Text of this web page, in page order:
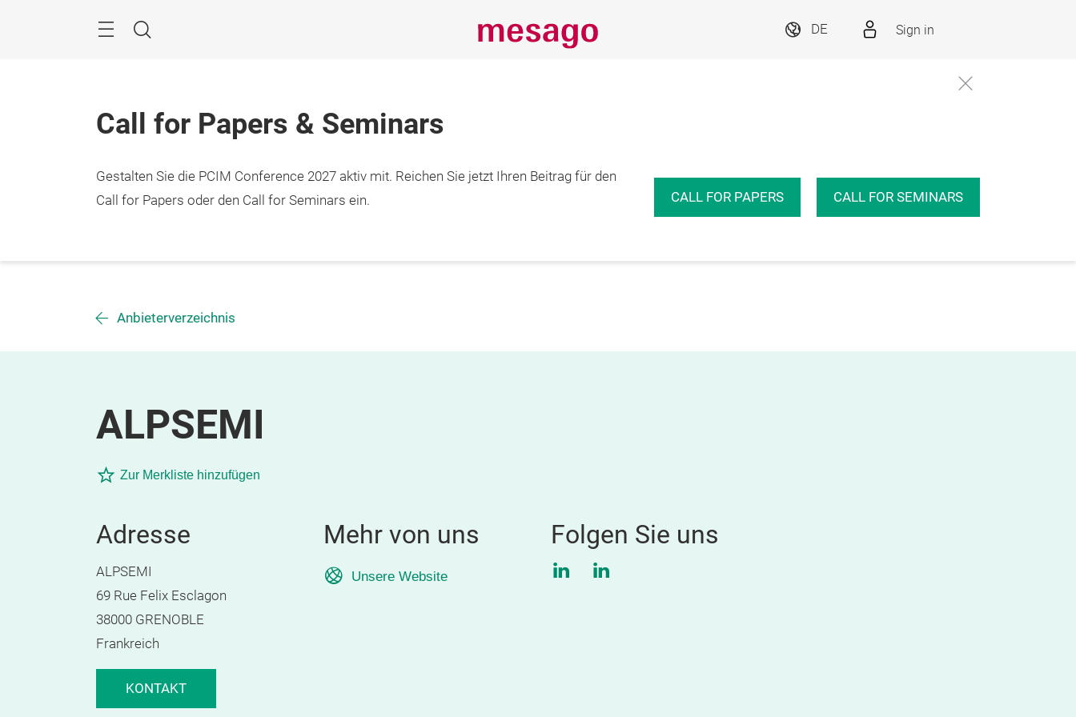
Suche
DE Sign in
Call for Papers & Seminars
Gestalten Sie die PCIM Conference 2027 aktiv mit. Reichen Sie jetzt Ihren Beitrag für den
Call for Papers oder den Call for Seminars ein.
CALL FOR PAPERS CALL FOR SEMINARS
Anbieterverzeichnis
ALPSEMI
Zur Merkliste hinzufügen
Adresse
ALPSEMI
69 Rue Felix Esclagon
38000 GRENOBLE
Frankreich
KONTAKT
Mehr von uns
Unsere Website
Folgen Sie uns
LinkedInLinkedIn